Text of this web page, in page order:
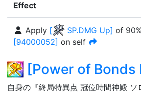
Effect
Apply [ SP.DMG Up] of 90%
[94000052] on self
[Power of Bonds
自身の『終局特異点 冠位時間神殿 ソ